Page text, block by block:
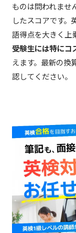
ものは問われませ
したスコアです。
語得点を大きく上
受験生には特にコ
えます。最新の換
認してください。